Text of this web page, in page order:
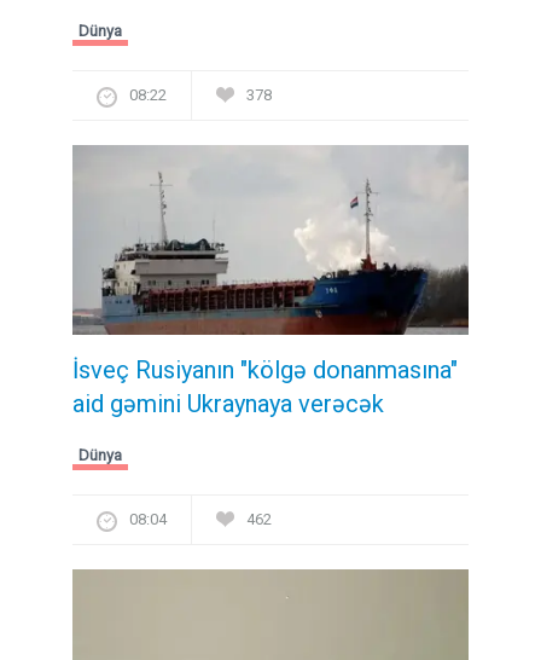
Dünya
08:22 378
İsveç Rusiyanın "kölgə donanmasına"
aid gəmini Ukraynaya verəcək
Dünya
08:04 462